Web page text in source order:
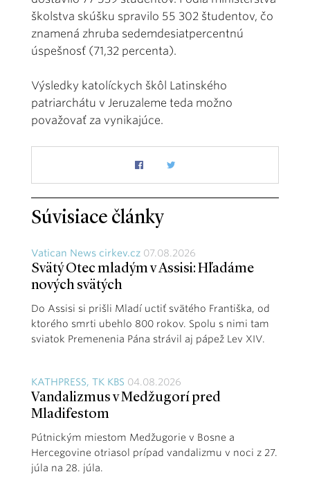
školstva skúšku spravilo 55 302 študentov, čo
znamená zhruba sedemdesiatpercentnú
úspešnosť (71,32 percenta).
Výsledky katolíckych škôl Latinského
patriarchátu v Jeruzaleme teda možno
považovať za vynikajúce.
Súvisiace články
Vatican News cirkev.cz 07.08.2026
Svätý Otec mladým v Assisi: Hľadáme
nových svätých
Do Assisi si prišli Mladí uctiť svätého Františka, od
ktorého smrti ubehlo 800 rokov. Spolu s nimi tam
sviatok Premenenia Pána strávil aj pápež Lev XIV.
KATHPRESS, TK KBS 04.08.2026
Vandalizmus v Medžugorí pred
Mladifestom
Pútnickým miestom Medžugorie v Bosne a
Hercegovine otriasol prípad vandalizmu v noci z 27.
júla na 28. júla.